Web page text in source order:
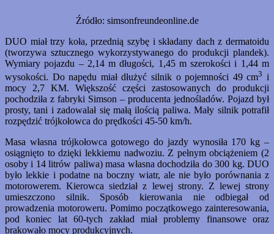
Źródło: simsonfreundeonline.de
DUO miał trzy koła, przednią szybę i składany dach z dermatoidu
(tworzywa sztucznego wykorzystywanego do produkcji plandek).
Wymiary pojazdu – 2,14 m długości, 1,45 m szerokości i 1,44 m
wysokości. Do napędu miał dłużyć silnik o pojemności 49 cm3 i
mocy 2,7 KM. Większość części zastosowanych do produkcji
pochodziła z fabryki Simson – producenta jednośladów. Pojazd był
prosty, tani i zadowalał się małą ilością paliwa. Mały silnik potrafił
rozpędzić trójkołowca do prędkości 45-50 km/h.
Masa własna trójkołowca gotowego do jazdy wynosiła 170 kg –
osiągnięto to dzięki lekkiemu nadwoziu. Z pełnym obciążeniem (2
osoby i 14 litrów paliwa) masa własna dochodziła do 300 kg. DUO
było lekkie i podatne na boczny wiatr, ale nie było porównania z
motorowerem. Kierowca siedział z lewej strony. Z lewej strony
umieszczono silnik. Sposób kierowania nie odbiegał od
prowadzenia motoroweru. Pomimo początkowego zainteresowania,
pod koniec lat 60-tych zakład miał problemy finansowe oraz
brakowało mocy produkcyjnych.